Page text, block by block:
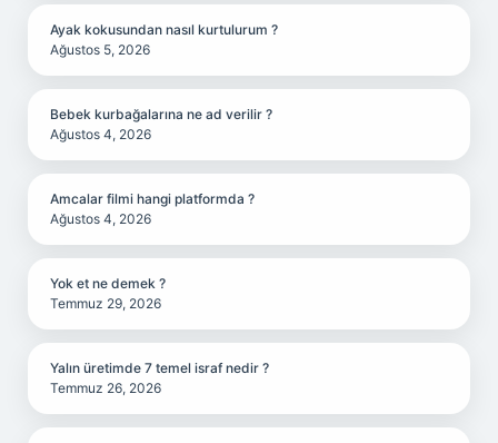
Ayak kokusundan nasıl kurtulurum ?
Ağustos 5, 2026
Bebek kurbağalarına ne ad verilir ?
Ağustos 4, 2026
Amcalar filmi hangi platformda ?
Ağustos 4, 2026
Yok et ne demek ?
Temmuz 29, 2026
Yalın üretimde 7 temel israf nedir ?
Temmuz 26, 2026